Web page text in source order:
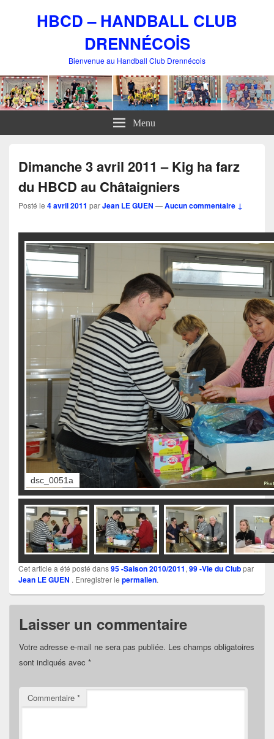
HBCD – HANDBALL CLUB
DRENNÉCOİS
Bienvenue au Handball Club Drennécois
Menu
Dimanche 3 avril 2011 – Kig ha farz
du HBCD au Châtaigniers
Posté le 4 avril 2011 parJean LE GUEN —Aucun commentaire ↓
Cet article a été posté dans95 -Saison 2010/2011, 99 -Vie du Clubpar
Jean LE GUEN . Enregistrer le permalien.
Laisser un commentaire
Votre adresse e-mail ne sera pas publiée. Les champs obligatoires
sont indiqués avec *
Commentaire *